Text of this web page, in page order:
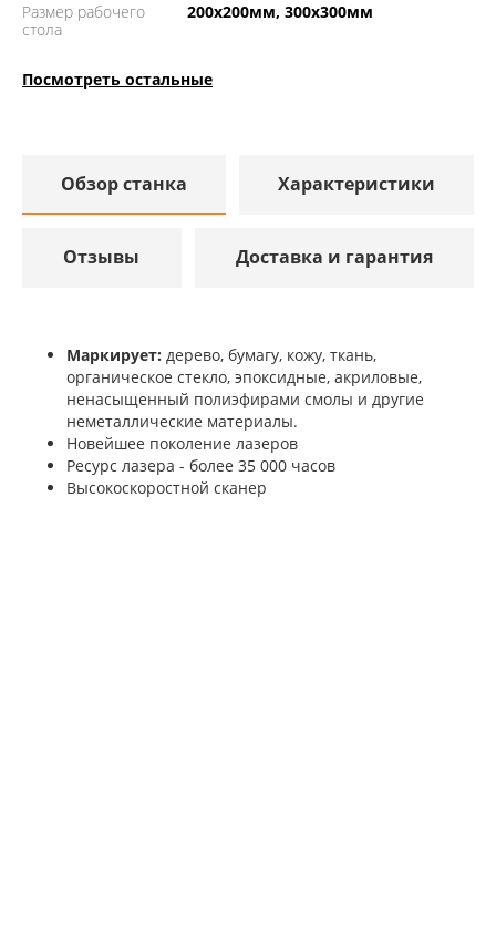
Размер рабочего
стола
200х200мм, 300х300мм
Посмотреть остальные
Обзор станка Характеристики
Отзывы Доставка и гарантия
Маркирует: дерево, бумагу, кожу, ткань,
органическое стекло, эпоксидные, акриловые,
ненасыщенный полиэфирами смолы и другие
неметаллические материалы.
Новейшее поколение лазеров
Ресурс лазера - более 35 000 часов
Высокоскоростной сканер